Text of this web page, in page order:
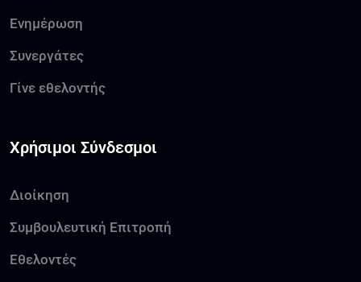
Ενημέρωση
Συνεργάτες
Γίνε εθελοντής
Χρήσιμοι Σύνδεσμοι
Διοίκηση
Συμβουλευτική Επιτροπή
Εθελοντές